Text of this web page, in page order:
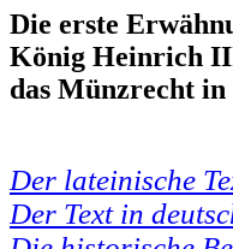
Die erste
König Heinrich
das Münzrecht in
Der lateinische
Der Text in